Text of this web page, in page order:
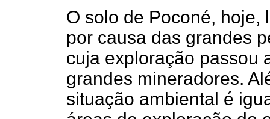
O solo de Poconé, hoje,
por causa das grandes
cuja exploração passou
grandes mineradores.
situação ambiental é